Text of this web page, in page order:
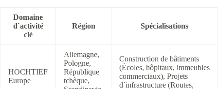
Domaine
d`activité
clé
Région Spécialisations
HOCHTIEF
Europe
Allemagne,
Pologne,
République
tchèque,
Construction de bâtiments
(Écoles, hôpitaux, immeubles
commerciaux), Projets
d`infrastructure (Routes,